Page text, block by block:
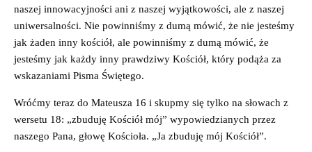
naszej innowacyjności ani z naszej wyjątkowości, ale z naszej
uniwersalności. Nie powinniśmy z dumą mówić, że nie jesteśmy
jak żaden inny kościół, ale powinniśmy z dumą mówić, że
jesteśmy jak każdy inny prawdziwy Kościół, który podąża za
wskazaniami Pisma Świętego.
Wróćmy teraz do Mateusza 16 i skupmy się tylko na słowach z
wersetu 18: „zbuduję Kościół mój” wypowiedzianych przez
naszego Pana, głowę Kościoła. „Ja zbuduję mój Kościół”.